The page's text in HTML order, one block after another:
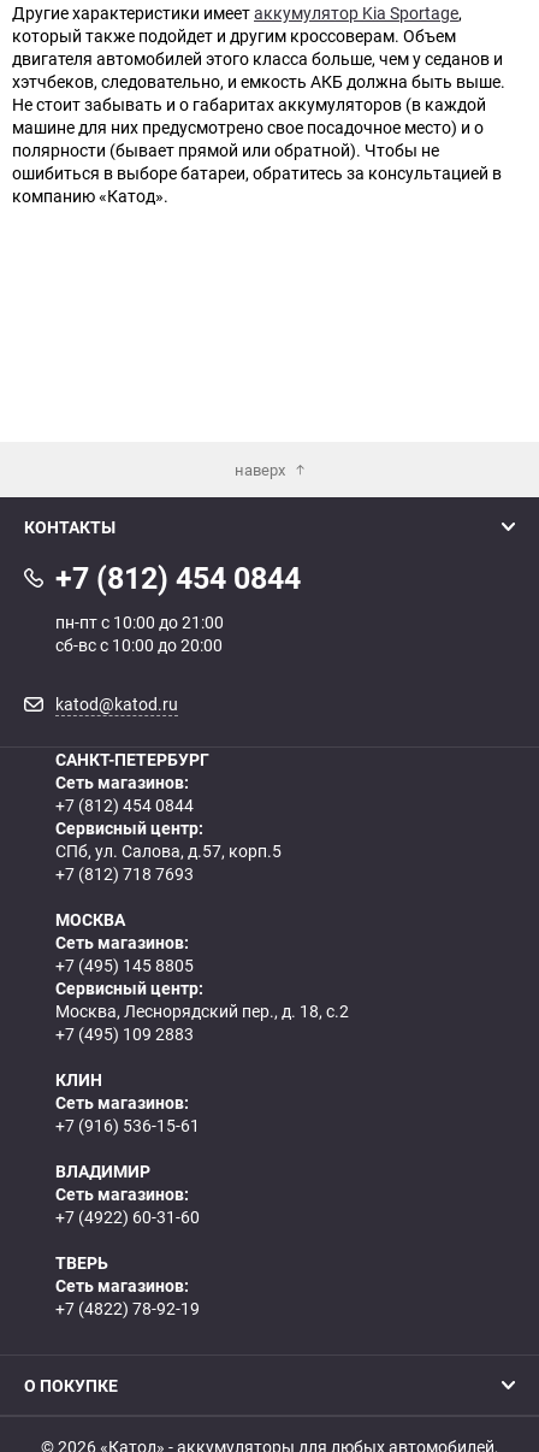
Другие характеристики имеетаккумулятор Kia Sportage,
который также подойдет и другим кроссоверам. Объем
двигателя автомобилей этого класса больше, чем у седанов и
хэтчбеков, следовательно, и емкость АКБ должна быть выше.
Не стоит забывать и о габаритах аккумуляторов (в каждой
машине для них предусмотрено свое посадочное место) и о
полярности (бывает прямой или обратной). Чтобы не
ошибиться в выборе батареи, обратитесь за консультацией в
компанию «Катод».
наверх
КОНТАКТЫ
+7 (812) 454 0844
пн-пт с 10:00 до 21:00
сб-вс с 10:00 до 20:00
katod@katod.ru
САНКТ-ПЕТЕРБУРГ
Сеть магазинов:
+7 (812) 454 0844
Сервисный центр:
СПб, ул. Салова, д.57, корп.5
+7 (812) 718 7693
МОСКВА
Сеть магазинов:
+7 (495) 145 8805
Сервисный центр:
Москва, Леснорядский пер., д. 18, с.2
+7 (495) 109 2883
КЛИН
Сеть магазинов:
+7 (916) 536-15-61
ВЛАДИМИР
Сеть магазинов:
+7 (4922) 60-31-60
ТВЕРЬ
Сеть магазинов:
+7 (4822) 78-92-19
О ПОКУПКЕ
© 2026 «Катод» - аккумуляторы для любых автомобилей,